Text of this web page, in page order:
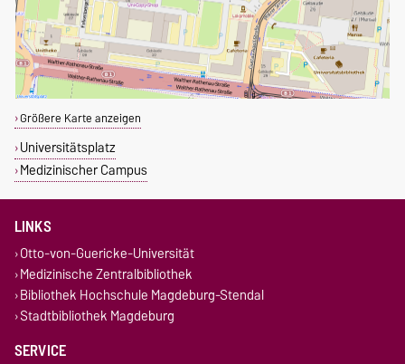
Größere Karte anzeigen
Universitätsplatz
Medizinischer Campus
LINKS
Otto-von-Guericke-Universität
Medizinische Zentralbibliothek
Bibliothek Hochschule Magdeburg-Stendal
Stadtbibliothek Magdeburg
SERVICE